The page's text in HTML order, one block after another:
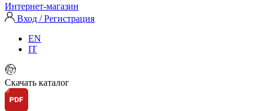
Интернет-магазин
Вход / Регистрация
EN
IT
Скачать каталог